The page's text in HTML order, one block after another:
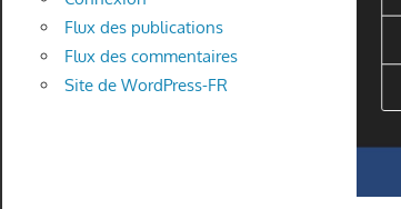
Flux des publications
Flux des commentaires
Site de WordPress-FR